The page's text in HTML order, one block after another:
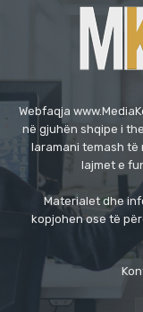
Webfaqja
në gjuhën shqipe i
laramani temash të
lajmet e
Materialet dhe
kopjohen ose të